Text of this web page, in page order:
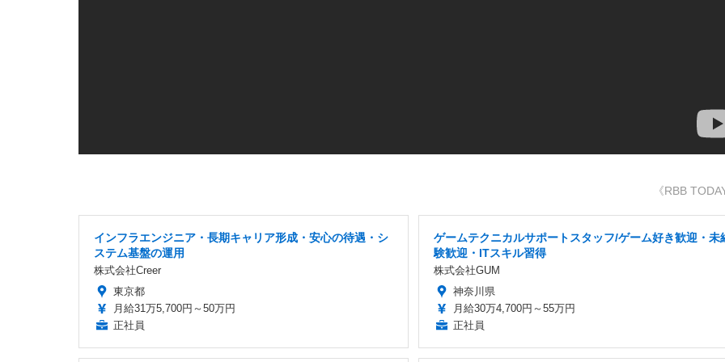
《RBB
インフラエンジニア・長期キャリア形成・安心の待遇・シ
ステム基盤の運用
株式会社Creer
東京都
月給31万5,700円～50万円
正社員
ゲームテクニカルサポートスタッフ/ゲーム好き歓迎・未
験歓迎・ITスキル習得
株式会社GUM
神奈川県
月給30万4,700円～55万円
正社員